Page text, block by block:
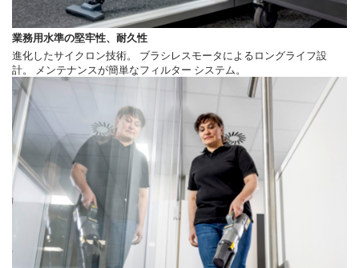
業務用水準の堅牢性、耐久性
進化したサイクロン技術。 ブラシレスモータによるロングライフ設
計。 メンテナンスが簡単なフィルター システム。